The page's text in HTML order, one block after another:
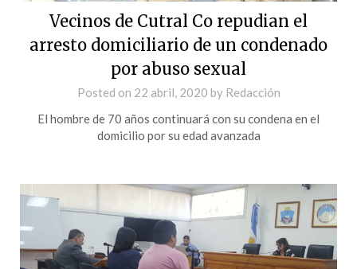
Vecinos de Cutral Co repudian el
arresto domiciliario de un condenado
por abuso sexual
Posted on 22 abril, 2020 by Redacción
El hombre de 70 años continuará con su condena en el
domicilio por su edad avanzada